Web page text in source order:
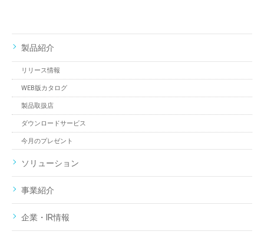
製品紹介
リリース情報
WEB版カタログ
製品取扱店
ダウンロードサービス
今月のプレゼント
ソリューション
事業紹介
企業・IR情報